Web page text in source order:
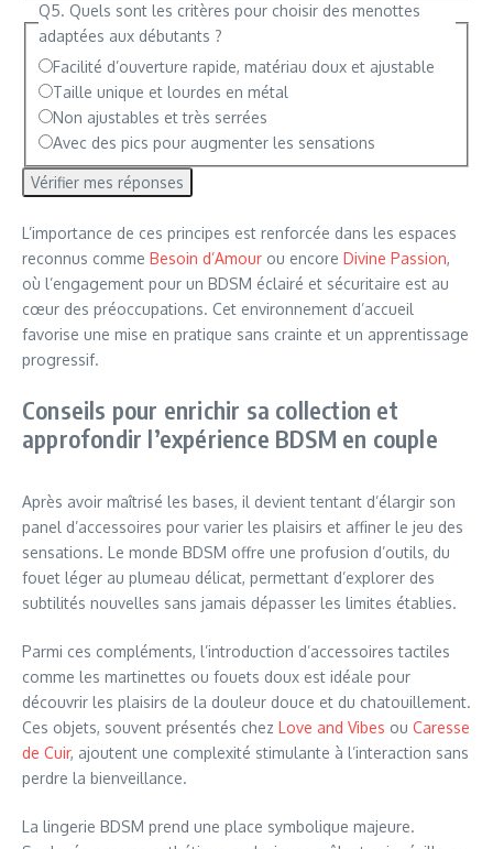
Q5. Quels sont les critères pour choisir des menottes
adaptées aux débutants ?
Facilité d’ouverture rapide, matériau doux et ajustable
Taille unique et lourdes en métal
Non ajustables et très serrées
Avec des pics pour augmenter les sensations
Vérifier mes réponses
L’importance de ces principes est renforcée dans les espaces
reconnus comme Besoin d’Amour ou encore Divine Passion,
où l’engagement pour un BDSM éclairé et sécuritaire est au
cœur des préoccupations. Cet environnement d’accueil
favorise une mise en pratique sans crainte et un apprentissage
progressif.
Conseils pour enrichir sa collection et
approfondir l’expérience BDSM en couple
Après avoir maîtrisé les bases, il devient tentant d’élargir son
panel d’accessoires pour varier les plaisirs et affiner le jeu des
sensations. Le monde BDSM offre une profusion d’outils, du
fouet léger au plumeau délicat, permettant d’explorer des
subtilités nouvelles sans jamais dépasser les limites établies.
Parmi ces compléments, l’introduction d’accessoires tactiles
comme les martinettes ou fouets doux est idéale pour
découvrir les plaisirs de la douleur douce et du chatouillement.
Ces objets, souvent présentés chez Love and Vibes ou Caresse
de Cuir, ajoutent une complexité stimulante à l’interaction sans
perdre la bienveillance.
La lingerie BDSM prend une place symbolique majeure.